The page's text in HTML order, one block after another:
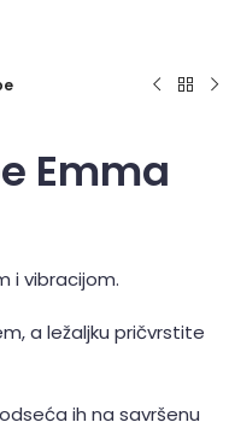
Emma
i vibracijom.
a ležaljku pričvrstite
ih na savršenu